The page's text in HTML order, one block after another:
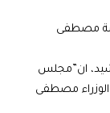
مصطفى
ان”مجلس
الوزراء مصطفى